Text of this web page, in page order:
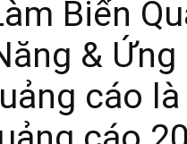
Biển
&
cáo